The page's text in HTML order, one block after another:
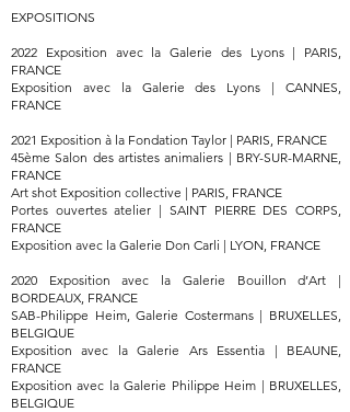
EXPOSITIONS
2022 Exposition avec la Galerie des Lyons | PARIS,
FRANCE
Exposition avec la Galerie des Lyons | CANNES,
FRANCE
2021 Exposition à la Fondation Taylor | PARIS, FRANCE
45ème Salon des artistes animaliers | BRY-SUR-MARNE,
FRANCE
Art shot Exposition collective | PARIS, FRANCE
Portes ouvertes atelier | SAINT PIERRE DES CORPS,
FRANCE
Exposition avec la Galerie Don Carli | LYON, FRANCE
2020 Exposition avec la Galerie Bouillon d’Art |
BORDEAUX, FRANCE
SAB-Philippe Heim, Galerie Costermans | BRUXELLES,
BELGIQUE
Exposition avec la Galerie Ars Essentia | BEAUNE,
FRANCE
Exposition avec la Galerie Philippe Heim | BRUXELLES,
BELGIQUE